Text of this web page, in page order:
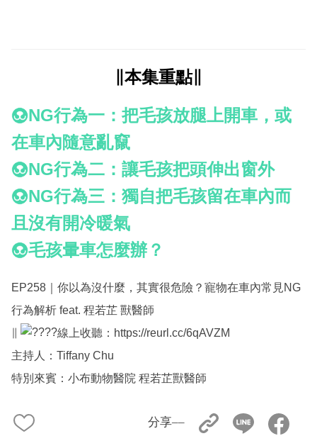
∥本集重點∥
NG行為一：把毛孩放腿上開車，或
在車內隨意亂竄
NG行為二：讓毛孩把頭伸出窗外
NG行為三：獨自把毛孩留在車內而
且沒有開冷暖氣
毛孩暈車怎麼辦？
EP258｜你以為沒什麼，其實很危險？寵物在車內常見NG
行為解析 feat. 程若芷 獸醫師
線上收聽： https://reurl.cc/6qAVZM
主持人：Tiffany Chu
特別來賓：小布動物醫院 程若芷獸醫師
分享––